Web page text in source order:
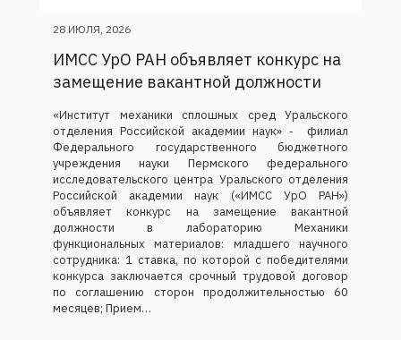
28 ИЮЛЯ, 2026
ИМСС УрО РАН объявляет конкурс на
замещение вакантной должности
«Институт механики сплошных сред Уральского
отделения Российской академии наук» ‑ филиал
Федерального государственного бюджетного
учреждения науки Пермского федерального
исследовательского центра Уральского отделения
Российской академии наук («ИМСС УрО РАН»)
объявляет конкурс на замещение вакантной
должности в лабораторию Механики
функциональных материалов: младшего научного
сотрудника: 1 ставка, по которой с победителями
конкурса заключается срочный трудовой договор
по соглашению сторон продолжительностью 60
месяцев; Прием…